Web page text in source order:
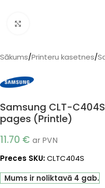
Sākums/Printeru kasetnes/
Samsung CLT-
pages (Printle)
11.70 € ar PVN
Preces SKU:CLTC404S
Mums ir noliktavā 4 gab.